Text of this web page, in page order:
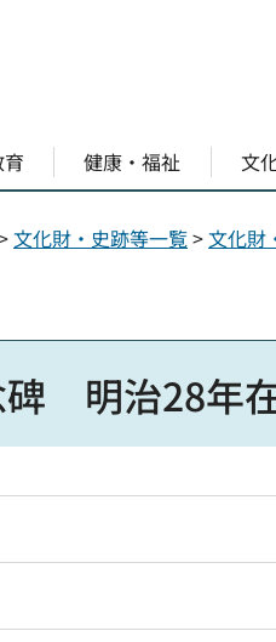
健康・福祉 文
文化財・史跡等一覧>文化財
碑 明治28年